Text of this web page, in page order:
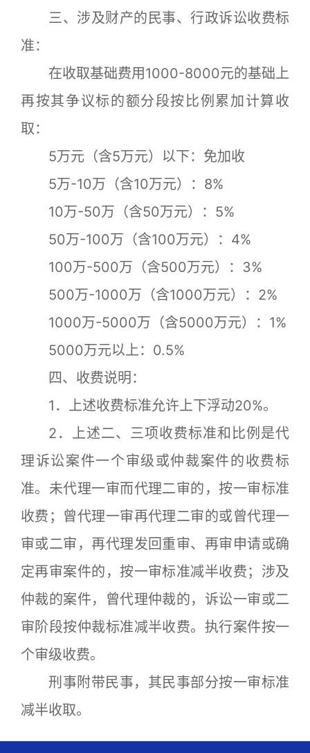
三、涉及财产的民事、行政诉讼收费标
准：
在收取基础费用1000-8000元的基础上
再按其争议标的额分段按比例累加计算收
取：
5万元（含5万元）以下：免加收
5万-10万（含10万元）：8%
10万-50万（含50万元）：5%
50万-100万（含100万元）：4%
100万-500万（含500万元）：3%
500万-1000万（含1000万元）：2%
1000万-5000万（含5000万元）：1%
5000万元以上：0.5%
四、收费说明：
1．上述收费标准允许上下浮动20%。
2．上述二、三项收费标准和比例是代
理诉讼案件一个审级或仲裁案件的收费标
准。未代理一审而代理二审的，按一审标准
收费；曾代理一审再代理二审的或曾代理一
审或二审，再代理发回重审、再审申请或确
定再审案件的，按一审标准减半收费；涉及
仲裁的案件，曾代理仲裁的，诉讼一审或二
审阶段按仲裁标准减半收费。执行案件按一
个审级收费。
刑事附带民事，其民事部分按一审标准
减半收取。